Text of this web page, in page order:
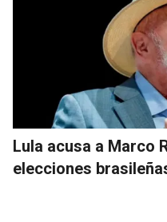
Lula acusa a Marco
elecciones